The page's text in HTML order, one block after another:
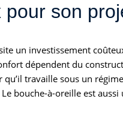
son
un investissement
dépendent du
qu’il travaille sous un
bouche-à-oreille est